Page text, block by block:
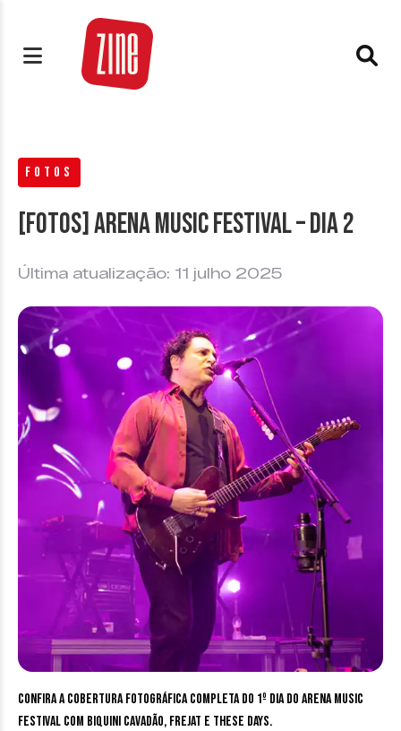
FOTOS
[FOTOS] Arena Music Festival – Dia 2
Última atualização: 11 julho 2025
Confira a cobertura fotográfica completa do 1º dia do Arena Music
Festival com Biquini Cavadão, Frejat e These Days.